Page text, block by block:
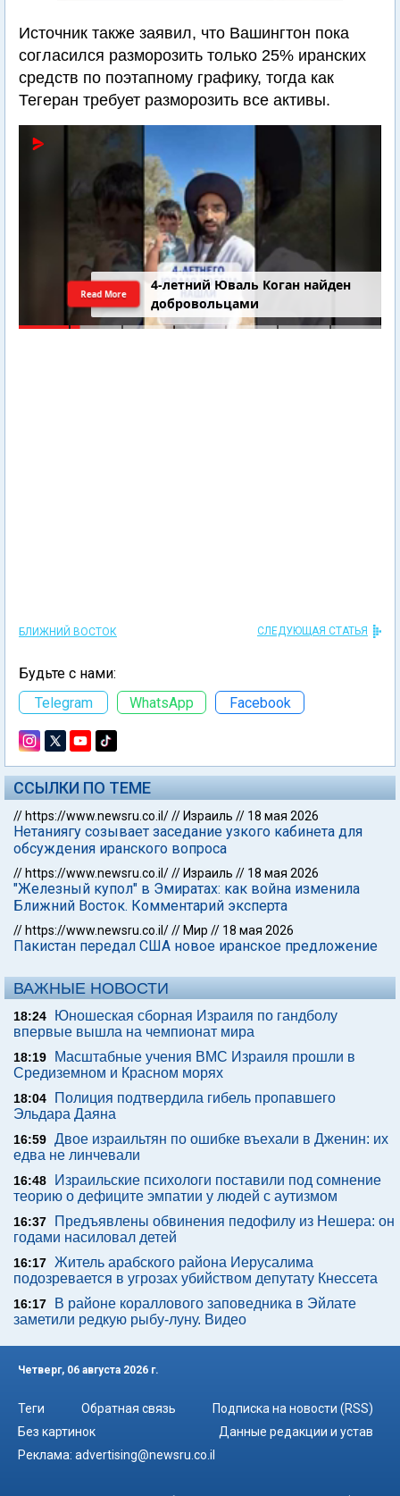
Источник также заявил, что Вашингтон пока
согласился разморозить только 25% иранских
средств по поэтапному графику, тогда как
Тегеран требует разморозить все активы.
4-летний Юваль Коган найден
добровольцами
Read More
БЛИЖНИЙ ВОСТОК СЛЕДУЮЩАЯ СТАТЬЯ
Будьте с нами:
Telegram
WhatsApp Facebook
ССЫЛКИ ПО ТЕМЕ
// https://www.newsru.co.il/// Израиль // 18 мая 2026
Нетаниягу созывает заседание узкого кабинета для
обсуждения иранского вопроса
// https://www.newsru.co.il/// Израиль // 18 мая 2026
"Железный купол" в Эмиратах: как война изменила
Ближний Восток. Комментарий эксперта
// https://www.newsru.co.il/// Мир // 18 мая 2026
Пакистан передал США новое иранское предложение
ВАЖНЫЕ НОВОСТИ
18:24
Юношеская сборная Израиля по гандболу
впервые вышла на чемпионат мира
18:19
Масштабные учения ВМС Израиля прошли в
Средиземном и Красном морях
18:04
Полиция подтвердила гибель пропавшего
Эльдара Даяна
16:59 Двое израильтян по ошибке въехали в Дженин: их
едва не линчевали
16:48
Израильские психологи поставили под сомнение
теорию о дефиците эмпатии у людей с аутизмом
16:37
Предъявлены обвинения педофилу из Нешера: он
годами насиловал детей
16:17 Житель арабского района Иерусалима
подозревается в угрозах убийством депутату Кнессета
16:17
В районе кораллового заповедника в Эйлате
заметили редкую рыбу-луну. Видео
Четверг, 06 августа 2026 г.
Теги Обратная связь
Подписка на новости (RSS)
Без картинок
Данные редакции и устав
Реклама: advertising@newsru.co.il